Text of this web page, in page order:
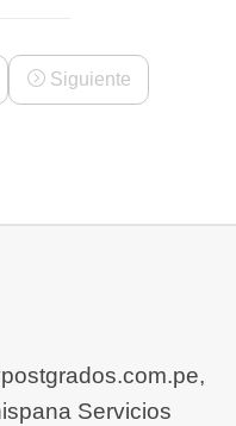
Siguiente
Servicios